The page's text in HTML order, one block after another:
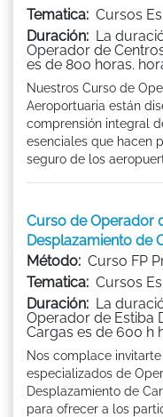
Tematica: Cursos
Duración: La
Operador de
es de 800 horas.
Nuestros Curso de
Aeroportuaria están
comprensión integral
esenciales que hacen
seguro de los
Curso de Operador
Desplazamiento de
Método: Curso FP
Tematica: Cursos
Duración: La
Operador de Estiba
Cargas es de 600 h
Nos complace
especializados de
Desplazamiento de
para ofrecer a los